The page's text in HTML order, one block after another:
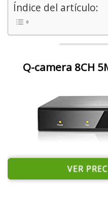
Índice del artículo:
Q-camera 8CH
VER